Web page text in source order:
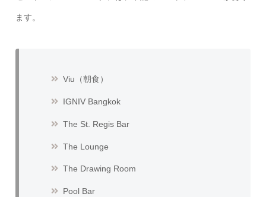
ます。
Viu（朝食）
IGNIV Bangkok
The St. Regis Bar
The Lounge
The Drawing Room
Pool Bar